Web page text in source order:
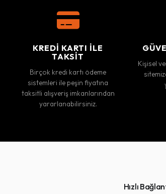
KREDI KARTI ILE
TAKSIT
Birçok kredi kartı ödeme
sistemleri ile peşin fiyatına
taksitli alışveriş imkanlarından
yararlanabilirsiniz.
Kişisel
Hızlı